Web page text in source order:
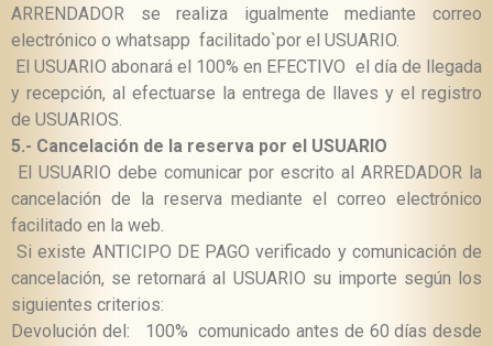
ARRENDADOR se realiza igualmente mediante correo
electrónico o whatsapp facilitado`por el USUARIO.
El USUARIO abonará el 100% en EFECTIVO el día de llegada
y recepción, al efectuarse la entrega de llaves y el registro
de USUARIOS.
5.- Cancelación de la reserva por el USUARIO
El USUARIO debe comunicar por escrito al ARREDADOR la
cancelación de la reserva mediante el correo electrónico
facilitado en la web.
Si existe ANTICIPO DE PAGO verificado y comunicación de
cancelación, se retornará al USUARIO su importe según los
siguientes criterios:
Devolución del: 100% comunicado antes de 60 días desde